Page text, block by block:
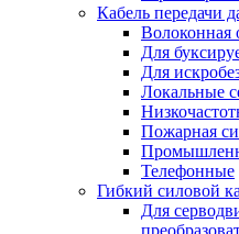
Кабель передачи
Волоконная
Для
Для
Локальные
Пожарная
Телефонные
Гибкий силовой
Для